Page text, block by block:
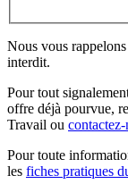
Nous vous
interdit.
Pour tout
offre déjà pourvue,
Travail ou
Pour toute
les fiches pratiques